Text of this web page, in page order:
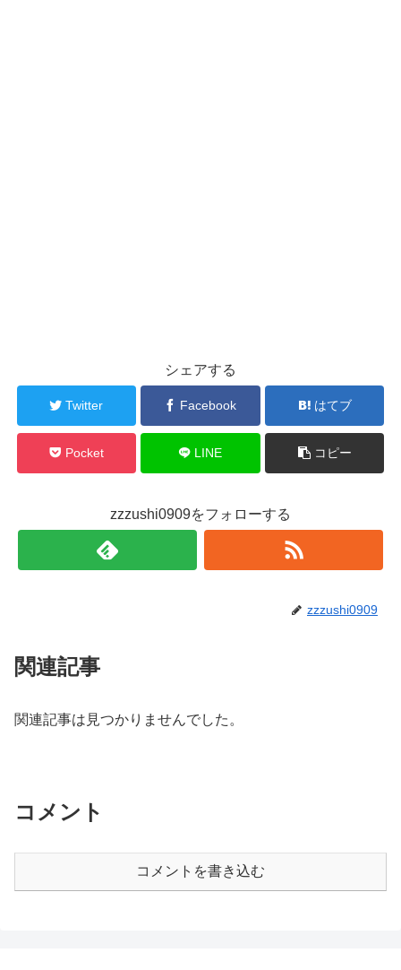
シェアする
Twitter Facebook はてブ
Pocket LINE コピー
zzzushi0909をフォローする
zzzushi0909
関連記事
関連記事は見つかりませんでした。
コメント
コメントを書き込む